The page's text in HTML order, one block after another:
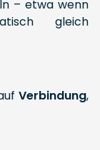
– etwa wenn
gleich
Verbindung,